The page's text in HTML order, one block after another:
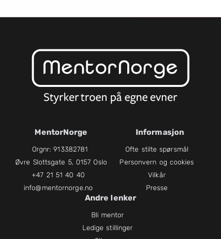
MentorNorge
Orgnr: 913382781
Øvre Slottsgate 5, 0157 Oslo
+47 21 51 40 40
info@mentornorge.no
Informasjon
Ofte stilte spørsmål
Personvern og cookies
Vilkår
Presse
Andre lenker
Bli mentor
Ledige stillinger